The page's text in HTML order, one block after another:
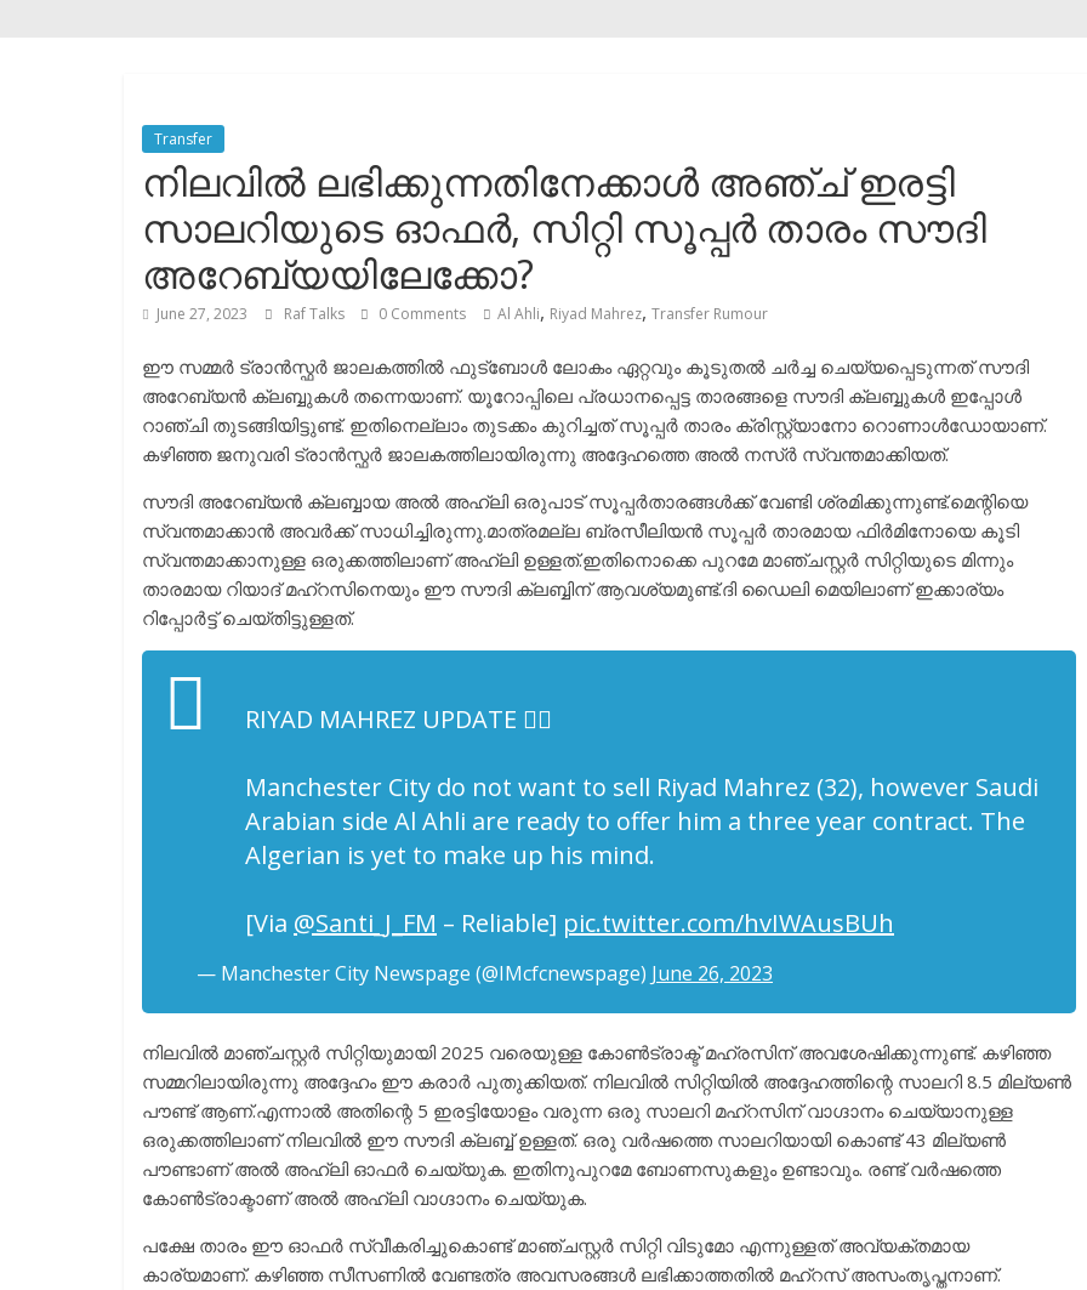
Transfer
നിലവിൽ ലഭിക്കുന്നതിനേക്കാൾ അഞ്ച് ഇരട്ടി
സാലറിയുടെ ഓഫർ, സിറ്റി സൂപ്പർ താരം സൗദി
അറേബ്യയിലേക്കോ?
June 27, 2023 Raf Talks 0 Comments Al Ahli, Riyad Mahrez, Transfer Rumour
ഈ സമ്മർ ട്രാൻസ്ഫർ ജാലകത്തിൽ ഫുട്ബോൾ ലോകം ഏറ്റവും കൂടുതൽ ചർച്ച ചെയ്യപ്പെടുന്നത് സൗദി
അറേബ്യൻ ക്ലബ്ബുകൾ തന്നെയാണ്. യൂറോപ്പിലെ പ്രധാനപ്പെട്ട താരങ്ങളെ സൗദി ക്ലബ്ബുകൾ ഇപ്പോൾ
റാഞ്ചി തുടങ്ങിയിട്ടുണ്ട്. ഇതിനെല്ലാം തുടക്കം കുറിച്ചത് സൂപ്പർ താരം ക്രിസ്റ്റ്യാനോ റൊണാൾഡോയാണ്.
കഴിഞ്ഞ ജനുവരി ട്രാൻസ്ഫർ ജാലകത്തിലായിരുന്നു അദ്ദേഹത്തെ അൽ നസ്ർ സ്വന്തമാക്കിയത്.
സൗദി അറേബ്യൻ ക്ലബ്ബായ അൽ അഹ്ലി ഒരുപാട് സൂപ്പർതാരങ്ങൾക്ക് വേണ്ടി ശ്രമിക്കുന്നുണ്ട്.മെന്റിയെ
സ്വന്തമാക്കാൻ അവർക്ക് സാധിച്ചിരുന്നു.മാത്രമല്ല ബ്രസീലിയൻ സൂപ്പർ താരമായ ഫിർമിനോയെ കൂടി
സ്വന്തമാക്കാനുള്ള ഒരുക്കത്തിലാണ് അഹ്ലി ഉള്ളത്.ഇതിനൊക്കെ പുറമേ മാഞ്ചസ്റ്റർ സിറ്റിയുടെ മിന്നും
താരമായ റിയാദ് മഹ്റസിനെയും ഈ സൗദി ക്ലബ്ബിന് ആവശ്യമുണ്ട്.ദി ഡൈലി മെയിലാണ് ഇക്കാര്യം
റിപ്പോർട്ട് ചെയ്തിട്ടുള്ളത്.
RIYAD MAHREZ UPDATE 👇🏻
Manchester City do not want to sell Riyad Mahrez (32), however Saudi
Arabian side Al Ahli are ready to offer him a three year contract. The
Algerian is yet to make up his mind.
[Via @Santi_J_FM – Reliable] pic.twitter.com/hvIWAusBUh
— Manchester City Newspage (@IMcfcnewspage) June 26, 2023
നിലവിൽ മാഞ്ചസ്റ്റർ സിറ്റിയുമായി 2025 വരെയുള്ള കോൺട്രാക്ട് മഹ്രസിന് അവശേഷിക്കുന്നുണ്ട്. കഴിഞ്ഞ
സമ്മറിലായിരുന്നു അദ്ദേഹം ഈ കരാർ പുതുക്കിയത്. നിലവിൽ സിറ്റിയിൽ അദ്ദേഹത്തിന്റെ സാലറി 8.5 മില്യൺ
പൗണ്ട് ആണ്.എന്നാൽ അതിന്റെ 5 ഇരട്ടിയോളം വരുന്ന ഒരു സാലറി മഹ്റസിന് വാഗ്ദാനം ചെയ്യാനുള്ള
ഒരുക്കത്തിലാണ് നിലവിൽ ഈ സൗദി ക്ലബ്ബ് ഉള്ളത്. ഒരു വർഷത്തെ സാലറിയായി കൊണ്ട് 43 മില്യൺ
പൗണ്ടാണ് അൽ അഹ്ലി ഓഫർ ചെയ്യുക. ഇതിനുപുറമേ ബോണസുകളും ഉണ്ടാവും. രണ്ട് വർഷത്തെ
കോൺട്രാക്ടാണ് അൽ അഹ്ലി വാഗ്ദാനം ചെയ്യുക.
പക്ഷേ താരം ഈ ഓഫർ സ്വീകരിച്ചുകൊണ്ട് മാഞ്ചസ്റ്റർ സിറ്റി വിടുമോ എന്നുള്ളത് അവ്യക്തമായ
കാര്യമാണ്. കഴിഞ്ഞ സീസണിൽ വേണ്ടത്ര അവസരങ്ങൾ ലഭിക്കാത്തതിൽ മഹ്റസ് അസംതൃപ്തനാണ്.